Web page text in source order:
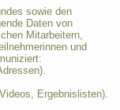
sowie den
Daten von
Mitarbeitern,
und
Ergebnislisten).